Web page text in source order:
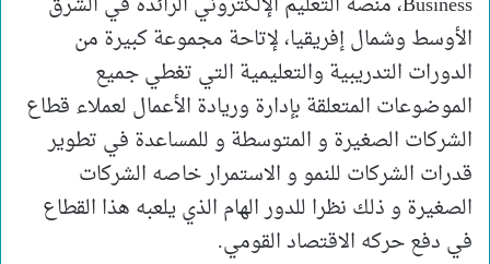
الأوسط وشمال إفريقيا، لإتاحة مجموعة كبيرة من
الدورات التدريبية والتعليمية التي تغطي جميع
الموضوعات المتعلقة بإدارة وريادة الأعمال لعملاء قطاع
الشركات الصغيرة و المتوسطة و للمساعدة في تطوير
قدرات الشركات للنمو و الاستمرار خاصه الشركات
الصغيرة و ذلك نظرا للدور الهام الذي يلعبه هذا القطاع
في دفع حركه الاقتصاد القومي.